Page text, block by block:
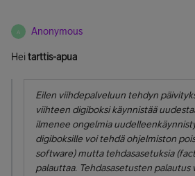
A Anonymous
Heitarttis-apua
Eilen viihdepalveluun tehdyn
viihteen digiboksi käynnistää
ilmenee ongelmia
digiboksille voi tehdä ohjelmiston
software) mutta tehdasasetuksia
palauttaa. Tehdasasetusten palautus